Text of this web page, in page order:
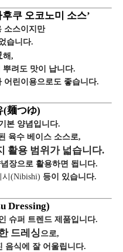
쿠 오코노미 소스’
소스이지만
습니다.
해,
려도 맛이 납니다.
어린이용으로도 좋습니다.
(麺つゆ)
본 양념입니다.
육수 베이스 소스로,
활용 범위가 넓습니다.
장으로 활용하면 됩니다.
시(Nibishi) 등이 있습니다.
Dressing)
슈퍼 트렌드 제품입니다.
드레싱으로,
음식에 잘 어울립니다.